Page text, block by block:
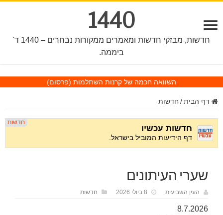
1440
חדשות, מבזקי חדשות ומאמרים ממקורות נבחרים – 1440 ד'
ביממה.
השוואה חכמה של קרנות השתלמות (פרסום)
דף הבית / חדשות
שערי העיתונים
העין השביעית 8 ביולי 2026 חדשות
8.7.2026